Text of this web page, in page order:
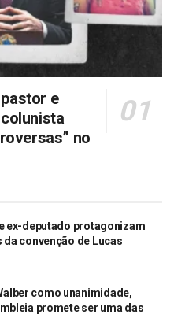
e
no
ex-deputado protagonizam
convenção de Lucas
como unanimidade,
promete ser uma das